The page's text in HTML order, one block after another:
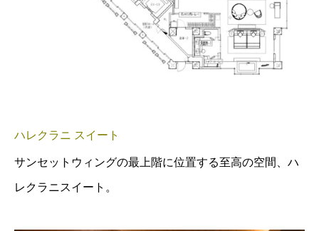
ハレクラニ スイート
サンセットウィングの最上階に位置する至高の空間、ハ
レクラニスイート。